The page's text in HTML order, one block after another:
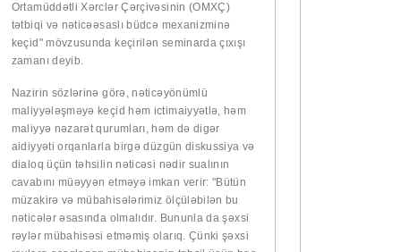
Ortamüddətli Xərclər Çərçivəsinin (OMXÇ)
tətbiqi və nəticəəsaslı büdcə mexanizminə
keçid" mövzusunda keçirilən seminarda çıxışı
zamanı deyib.
Nazirin sözlərinə görə, nəticəyönümlü
maliyyələşməyə keçid həm ictimaiyyətlə, həm
maliyyə nəzarət qurumları, həm də digər
aidiyyəti orqanlarla birgə düzgün diskussiya və
dialoq üçün təhsilin nəticəsi nədir sualının
cavabını müəyyən etməyə imkan verir: "Bütün
müzakirə və mübahisələrimiz ölçüləbilən bu
nəticələr əsasında olmalıdır. Bununla da şəxsi
rəylər mübahisəsi etməmiş olarıq. Çünki şəxsi